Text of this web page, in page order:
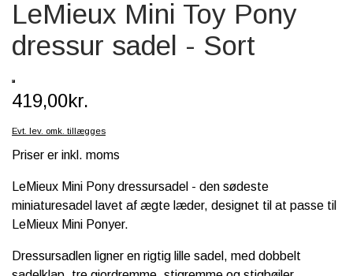
SCHLEICH® HEST & TILBEHØR
SKOLE, KREA & TILBEHØR
LeMieux Mini Toy Pony
dressur sadel - Sort
419,00kr.
Evt. lev. omk. tillægges
Priser er inkl. moms
LeMieux Mini Pony dressursadel - den sødeste
miniaturesadel lavet af ægte læder, designet til at passe til
LeMieux Mini Ponyer.
Dressursadlen ligner en rigtig lille sadel, med dobbelt